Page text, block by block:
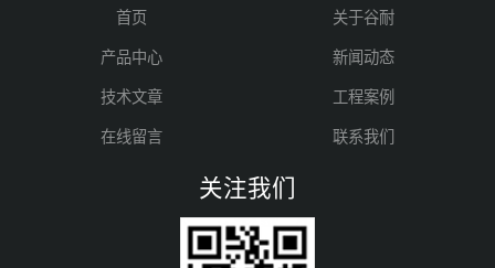
首页 关于谷耐
产品中心 新闻动态
技术文章 工程案例
在线留言 联系我们
关注我们